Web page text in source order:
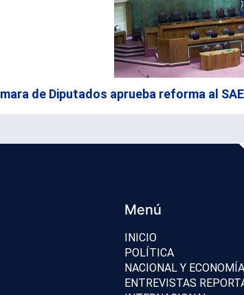
de Diputados aprueba reforma al SAE
Menú
INICIO
POLÍTICA
NACIONAL Y ECONOMÍA
ENTREVISTAS